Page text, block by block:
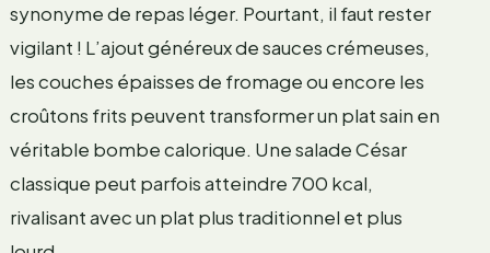
synonyme de repas léger. Pourtant, il faut rester
vigilant ! L’ajout généreux de sauces crémeuses,
les couches épaisses de fromage ou encore les
croûtons frits peuvent transformer un plat sain en
véritable bombe calorique. Une salade César
classique peut parfois atteindre 700 kcal,
rivalisant avec un plat plus traditionnel et plus